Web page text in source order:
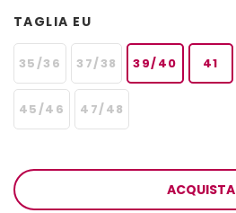
TAGLIA EU
35/36 37/38 39/40 41
45/46 47/48
ACQUISTA